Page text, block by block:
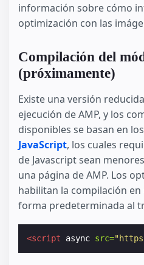
información sobre cómo
optimización con las
Compilación del
(próximamente)
Existe una versión
ejecución de AMP, y los
disponibles se basan en los
JavaScript, los cuales
de Javascript sean
una página de AMP. Los
habilitan la compilación
forma predeterminada al
<script async src=